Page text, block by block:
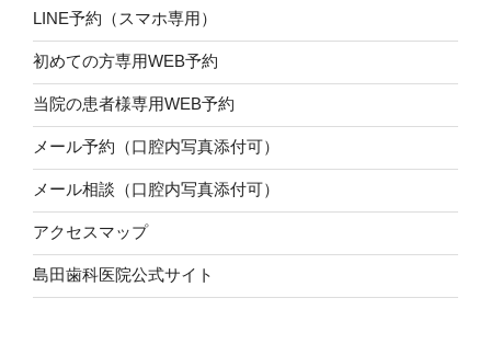
LINE予約（スマホ専用）
初めての方専用WEB予約
当院の患者様専用WEB予約
メール予約（口腔内写真添付可）
メール相談（口腔内写真添付可）
アクセスマップ
島田歯科医院公式サイト